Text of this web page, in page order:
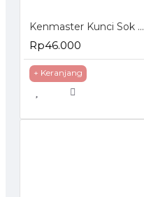
Kenmaster Kunci Sok Set 40 Pcs
Rp46.000
+ Keranjang